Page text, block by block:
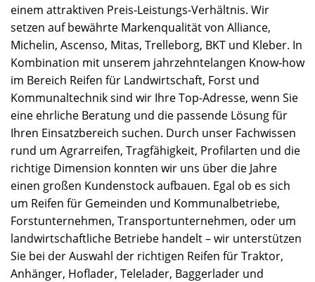
einem attraktiven Preis-Leistungs-Verhältnis. Wir
setzen auf bewährte Markenqualität von Alliance,
Michelin, Ascenso, Mitas, Trelleborg, BKT und Kleber. In
Kombination mit unserem jahrzehntelangen Know-how
im Bereich Reifen für Landwirtschaft, Forst und
Kommunaltechnik sind wir Ihre Top-Adresse, wenn Sie
eine ehrliche Beratung und die passende Lösung für
Ihren Einsatzbereich suchen. Durch unser Fachwissen
rund um Agrarreifen, Tragfähigkeit, Profilarten und die
richtige Dimension konnten wir uns über die Jahre
einen großen Kundenstock aufbauen. Egal ob es sich
um Reifen für Gemeinden und Kommunalbetriebe,
Forstunternehmen, Transportunternehmen, oder um
landwirtschaftliche Betriebe handelt – wir unterstützen
Sie bei der Auswahl der richtigen Reifen für Traktor,
Anhänger, Hoflader, Telelader, Baggerlader und